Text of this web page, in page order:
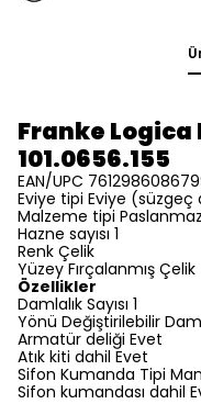
Franke Logica
101.0656.155
EAN/UPC
Eviye tipi Eviye (süzgeç
Malzeme tipi
Hazne sayısı 1
Renk Çelik
Yüzey Fırçalanmış Çelik
Özellikler
Damlalık Sayısı 1
Yönü Değiştirilebilir
Armatür deliği Evet
Atık kiti dahil Evet
Sifon Kumanda Tipi
Sifon kumandası dahil